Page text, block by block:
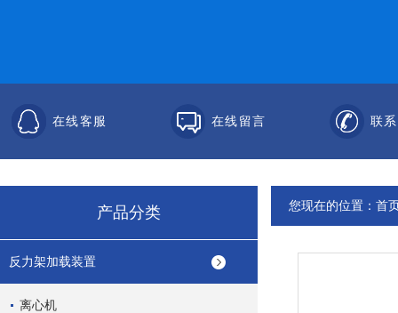
在线客服 在线留言 联
产品分类
反力架加载装置
离心机
您现在的位置： 首